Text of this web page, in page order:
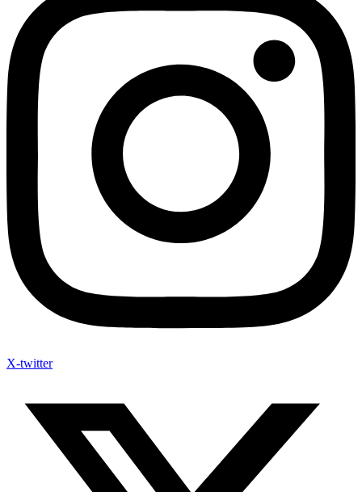
X-twitter